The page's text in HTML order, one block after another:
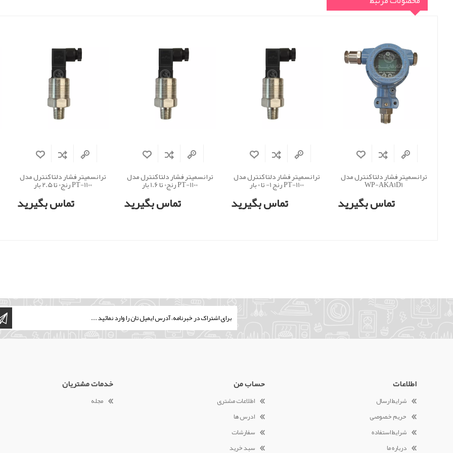
ترانسمیتر فشار دلتا کنترل مدل
WP-AKA1D1
تماس بگیرید
ترانسمیتر فشار دلتا کنترل مدل
PT-1100 رنج 1- تا 0 بار
تماس بگیرید
ترانسمیتر فشار دلتا کنترل مدل
PT-1100 رنج0 تا 1.6 بار
تماس بگیرید
ترانسمیتر فشار دلتا کنترل مدل
PT-1100 رنج0 تا 2.5 بار
تماس بگیرید
اطلاعات
شرایط ارسال
حریم خصوصی
شرایط استفاده
درباره ما
حساب من
اطلاعات مشتری
ادرس ها
سفارشات
سبد خرید
خدمات مشتریان
مجله